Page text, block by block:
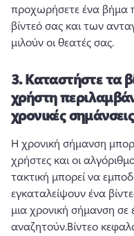
προχωρήσετε ένα βήμα
βίντεό σας και των
μιλούν οι θεατές σας.
3.Καταστήστε τα
χρήστη
χρονικές σημάνσεις
Η χρονική σήμανση
χρήστες και οι
τακτική μπορεί να
εγκαταλείψουν ένα
μια χρονική σήμανση σε
αναζητούν.Βίντεο